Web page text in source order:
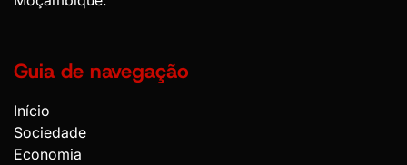
Guia de navegação
Início
Sociedade
Economia